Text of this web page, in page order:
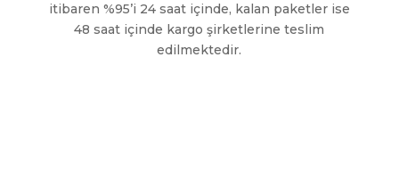
itibaren %95’i 24 saat içinde, kalan paketler ise
48 saat içinde kargo şirketlerine teslim
edilmektedir.